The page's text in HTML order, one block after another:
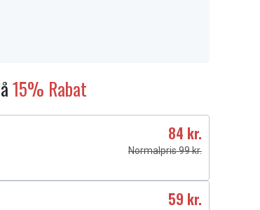
15% Rabat
84 kr.
Normalpris 99 kr.
59 kr.